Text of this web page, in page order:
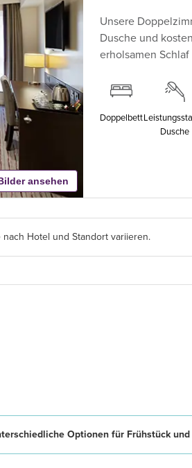
ansehen
Unsere
Dusche und
erholsamen
Doppelbett
Dusche
Hotel und Standort variieren.
Optionen für Frühstück und